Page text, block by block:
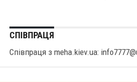
СПІВПРАЦЯ
Співпраця з meha.kiev.ua: